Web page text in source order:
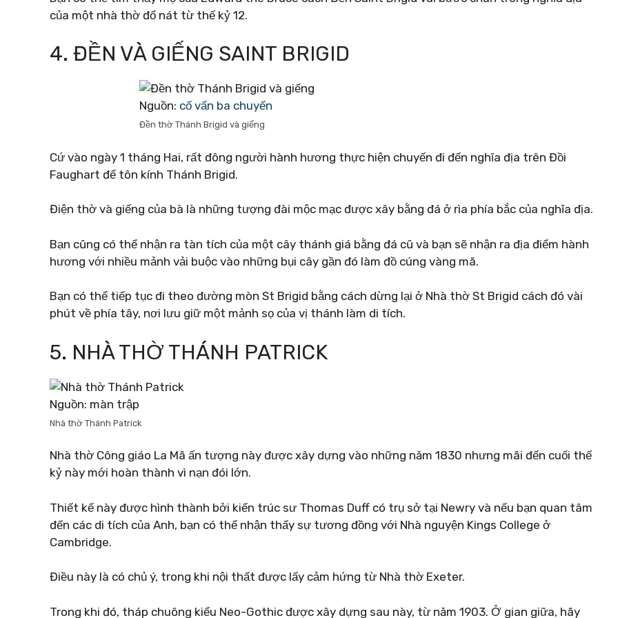
của một nhà thờ đổ nát từ thế kỷ 12.
4. ĐỀN VÀ GIẾNG SAINT BRIGID
Nguồn: cố vấn ba chuyến
Đền thờ Thánh Brigid và giếng
Cứ vào ngày 1 tháng Hai, rất đông người hành hương thực hiện chuyến đi đến nghĩa địa trên Đồi
Faughart để tôn kính Thánh Brigid.
Điện thờ và giếng của bà là những tượng đài mộc mạc được xây bằng đá ở rìa phía bắc của nghĩa địa.
Bạn cũng có thể nhận ra tàn tích của một cây thánh giá bằng đá cũ và bạn sẽ nhận ra địa điểm hành
hương với nhiều mảnh vải buộc vào những bụi cây gần đó làm đồ cúng vàng mã.
Bạn có thể tiếp tục đi theo đường mòn St Brigid bằng cách dừng lại ở Nhà thờ St Brigid cách đó vài
phút về phía tây, nơi lưu giữ một mảnh sọ của vị thánh làm di tích.
5. NHÀ THỜ THÁNH PATRICK
Nguồn: màn trập
Nhà thờ Thánh Patrick
Nhà thờ Công giáo La Mã ấn tượng này được xây dựng vào những năm 1830 nhưng mãi đến cuối thế
kỷ này mới hoàn thành vì nạn đói lớn.
Thiết kế này được hình thành bởi kiến ​​trúc sư Thomas Duff có trụ sở tại Newry và nếu bạn quan tâm
đến các di tích của Anh, bạn có thể nhận thấy sự tương đồng với Nhà nguyện Kings College ở
Cambridge.
Điều này là có chủ ý, trong khi nội thất được lấy cảm hứng từ Nhà thờ Exeter.
Trong khi đó, tháp chuông kiểu Neo-Gothic được xây dựng sau này, từ năm 1903. Ở gian giữa, hãy